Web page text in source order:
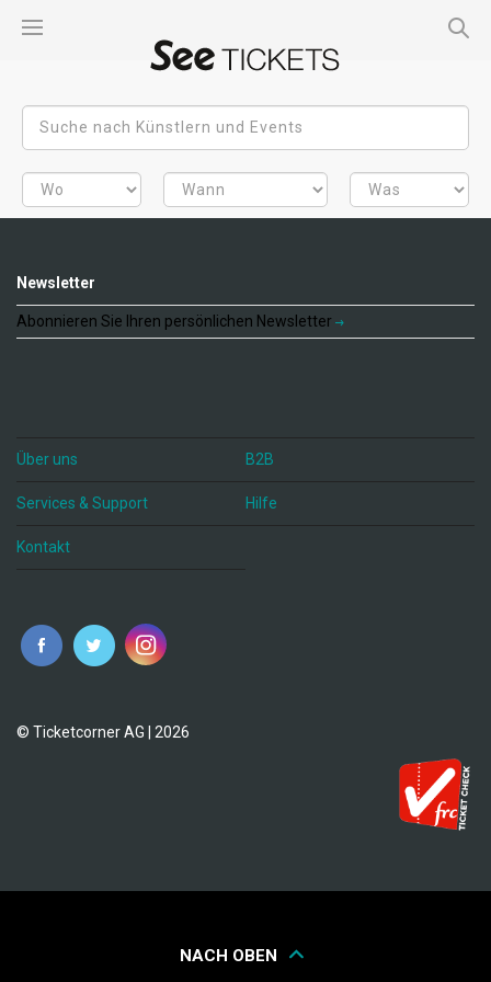
Newsletter
Abonnieren Sie Ihren persönlichen Newsletter
Über uns B2B
Services & Support Hilfe
Kontakt
© Ticketcorner AG | 2026
NACH OBEN